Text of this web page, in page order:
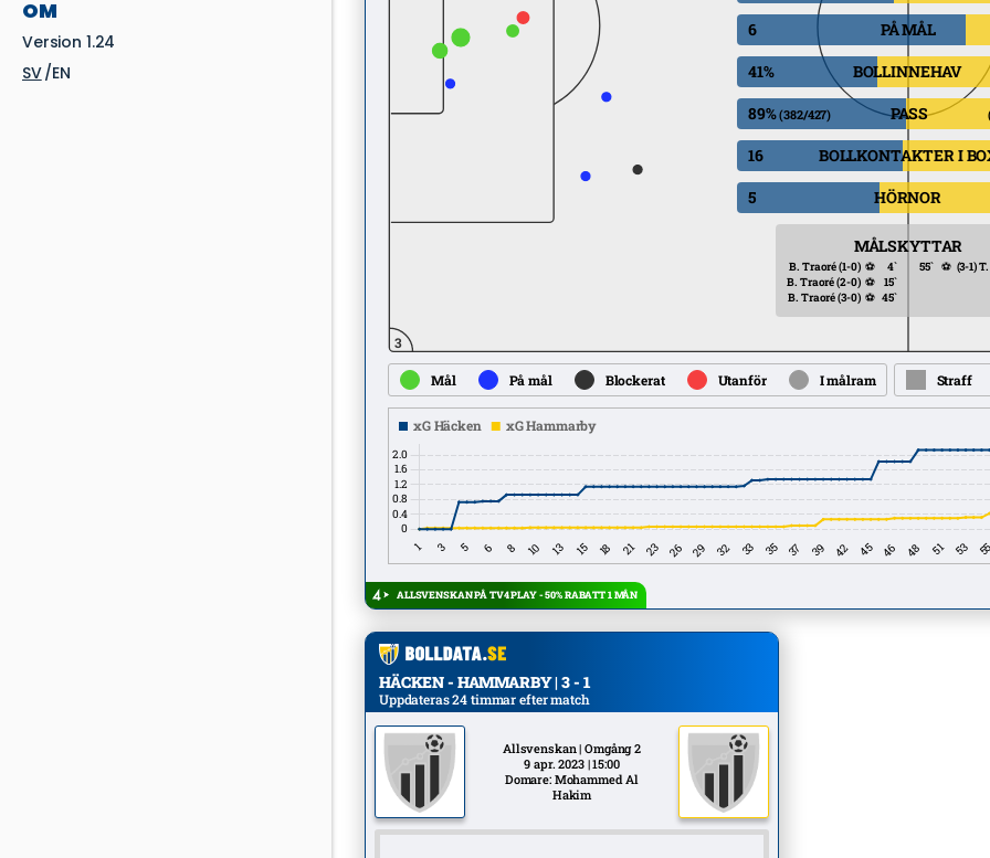
OM
Version 1.24
SV EN
6
PÅ MÅL
41%
BOLLINNEHAV
89%(382/427) PASS
16
BOLLKONTAKTER I
5
HÖRNOR
MÅLSKYTTAR
B. Traoré(1-0) ⚽
4`
B. Traoré(2-0) ⚽
15`
B. Traoré(3-0) ⚽ 45`
55` ⚽ (3-1)
3
Mål På mål Blockerat Utanför I målram Straff
ALLSVENSKAN PÅ TV4 PLAY - 50% RABATT 1 MÅN
HÄCKEN - HAMMARBY | 3 - 1
Uppdateras 24 timmar efter match
Allsvenskan | Omgång 2
9 apr. 2023 | 15:00
Domare: Mohammed Al
Hakim